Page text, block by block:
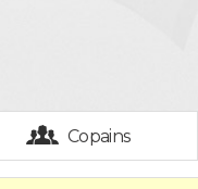
Copains